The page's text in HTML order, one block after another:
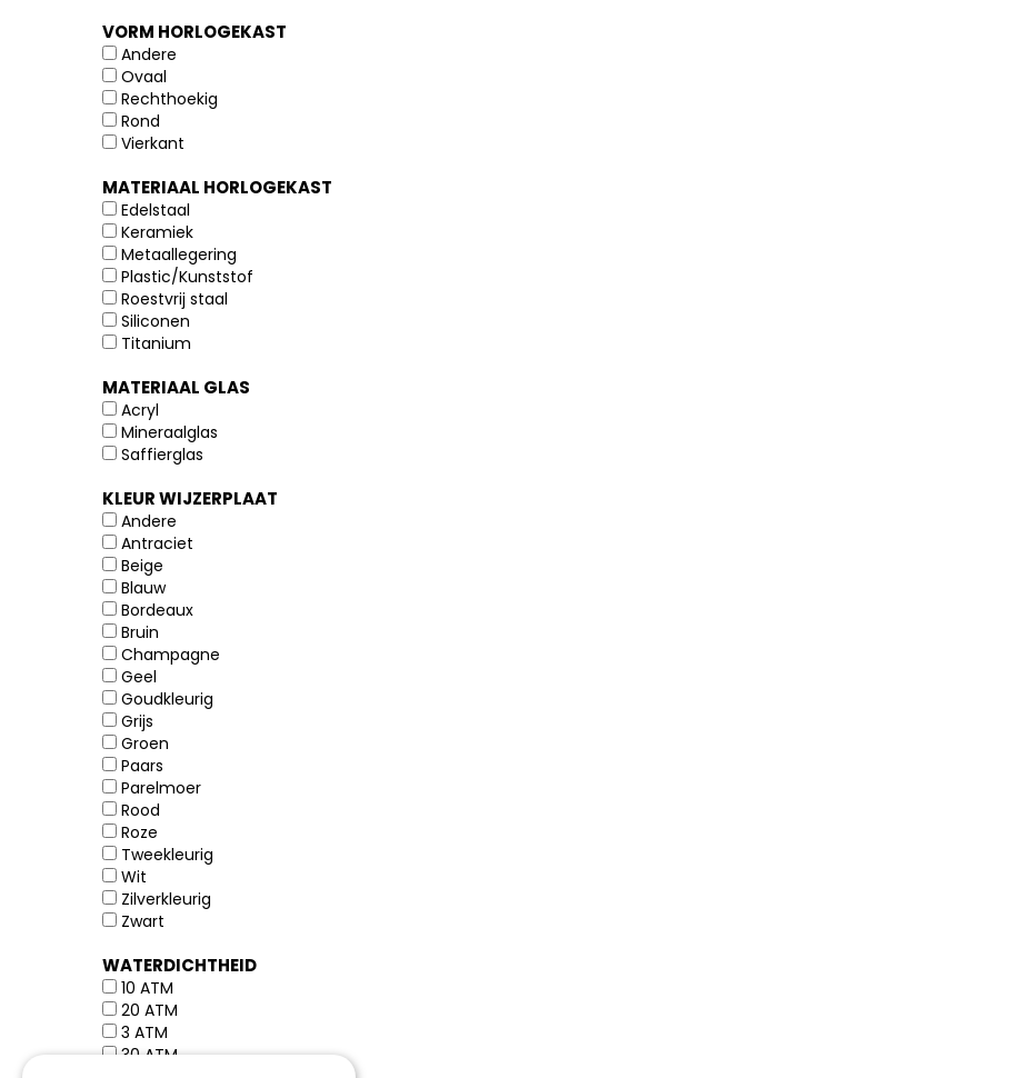
VORM HORLOGEKAST
Andere
Ovaal
Rechthoekig
Rond
Vierkant
MATERIAAL HORLOGEKAST
Edelstaal
Keramiek
Metaallegering
Plastic/Kunststof
Roestvrij staal
Siliconen
Titanium
MATERIAAL GLAS
Acryl
Mineraalglas
Saffierglas
KLEUR WIJZERPLAAT
Andere
Antraciet
Beige
Blauw
Bordeaux
Bruin
Champagne
Geel
Goudkleurig
Grijs
Groen
Paars
Parelmoer
Rood
Roze
Tweekleurig
Wit
Zilverkleurig
Zwart
WATERDICHTHEID
10 ATM
20 ATM
3 ATM
30 ATM